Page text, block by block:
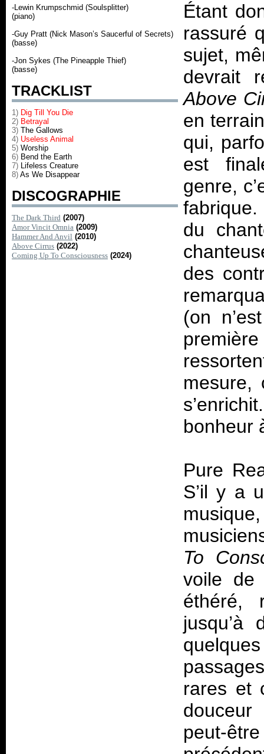
-Lewin Krumpschmid (Soulsplitter)
(piano)
-Guy Pratt (Nick Mason’s Saucerful of Secrets)
(basse)
-Jon Sykes (The Pineapple Thief)
(basse)
TRACKLIST
1) Dig Till You Die
2) Betrayal
3) The Gallows
4) Useless Animal
5) Worship
6) Bend the Earth
7) Lifeless Creature
8) As We Disappear
DISCOGRAPHIE
The Dark Third (2007)
Amor Vincit Omnia (2009)
Hammer And Anvil (2010)
Above Cirrus (2022)
Coming Up To Consciousness (2024)
Étant
rassuré
sujet,
devrait
Above
en
qui,
est
genre,
du
des
(on
mesure,
bonheur
Pure
S’il y a
To
voile de
éthéré,
jusqu’à
rares et
peut-